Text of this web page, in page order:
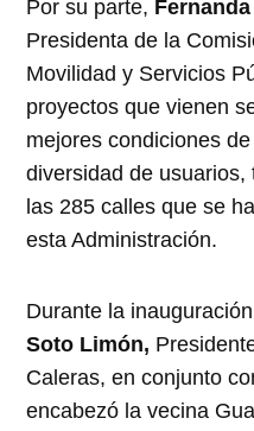
Por su parte,
Presidenta de la
Movilidad y Servicios
proyectos que vienen
mejores condiciones
diversidad de
las 285 calles que se
esta Administración.
Durante la
Soto Limón,
Caleras, en conjunto
encabezó la vecina